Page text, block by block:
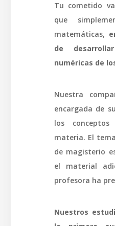
Tu cometido
que
matemáticas,
de
numéricas de
Nuestra
encargada de
los
materia. El
de magisterio
el material
profesora ha
Nuestros